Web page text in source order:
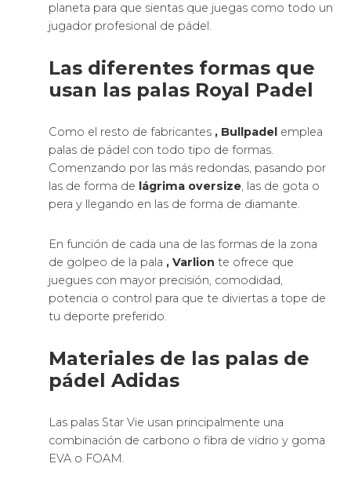
planeta para que sientas que juegas como todo un
jugador profesional de pádel.
Las diferentes formas que
usan las palas Royal Padel
Como el resto de fabricantes , Bullpadel emplea
palas de pádel con todo tipo de formas.
Comenzando por las más redondas, pasando por
las de forma de lágrima oversize, las de gota o
pera y llegando en las de forma de diamante.
En función de cada una de las formas de la zona
de golpeo de la pala , Varlion te ofrece que
juegues con mayor precisión, comodidad,
potencia o control para que te diviertas a tope de
tu deporte preferido.
Materiales de las palas de
pádel Adidas
Las palas Star Vie usan principalmente una
combinación de carbono o fibra de vidrio y goma
EVA o FOAM.